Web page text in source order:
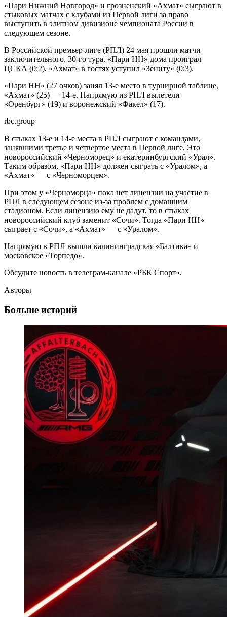
«Пари Нижний Новгород» и грозненский «Ахмат» сыграют в
стыковых матчах с клубами из Первой лиги за право
выступить в элитном дивизионе чемпионата России в
следующем сезоне.
В Российской премьер-лиге (РПЛ) 24 мая прошли матчи
заключительного, 30-го тура. «Пари НН» дома проиграл
ЦСКА (0:2), «Ахмат» в гостях уступил «Зениту» (0:3).
«Пари НН» (27 очков) занял 13-е место в турнирной таблице,
«Ахмат» (25) — 14-е. Напрямую из РПЛ вылетели
«Оренбург» (19) и воронежский «Факел» (17).
rbc.group
В стыках 13-е и 14-е места в РПЛ сыграют с командами,
занявшими третье и четвертое места в Первой лиге. Это
новороссийский «Черноморец» и екатеринбургский «Урал».
Таким образом, «Пари НН» должен сыграть с «Уралом», а
«Ахмат» — с «Черноморцем».
При этом у «Черноморца» пока нет лицензии на участие в
РПЛ в следующем сезоне из-за проблем с домашним
стадионом. Если лицензию ему не дадут, то в стыках
новороссийский клуб заменит «Сочи». Тогда «Пари НН»
сыграет с «Сочи», а «Ахмат» — с «Уралом».
Напрямую в РПЛ вышли калининградская «Балтика» и
московское «Торпедо».
Обсудите новость в телеграм-канале «РБК Спорт».
Авторы
Больше историй